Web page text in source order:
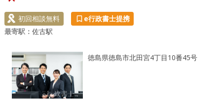
初回相談無料
e行政書士提携
最寄駅： 佐古駅
徳島県徳島市北田宮4丁目10番45号